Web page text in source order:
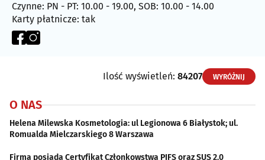
Czynne: PN - PT: 10.00 - 19.00, SOB: 10.00 - 14.00
Karty płatnicze: tak
Ilość wyświetleń: 84207 WYRÓŻNIJ
O NAS
Helena Milewska Kosmetologia: ul Legionowa 6 Białystok; ul.
Romualda Mielczarskiego 8 Warszawa
Firma posiada Certyfikat Członkowstwa PIFS oraz SUS 2.0